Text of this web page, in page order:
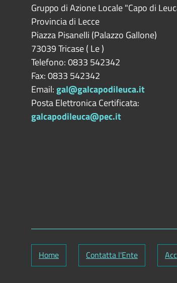
Gruppo di Azione Locale "Capo di
Provincia di Lecce
Piazza Pisanelli (Palazzo Gallone)
73039Tricase( Le)
Telefono: 0833 542342
Fax: 0833 542342
Email:gal@galcapodileuca.it
Posta Elettronica Certificata:
galcapodileuca@pec.it
Home Contatta l'Ente